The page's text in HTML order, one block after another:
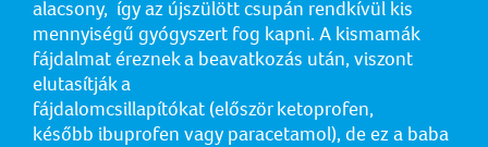
alacsony, így az újszülött csupán rendkívül kis
mennyiségű gyógyszert fog kapni. A kismamák
fájdalmat éreznek a beavatkozás után, viszont
elutasítják a
fájdalomcsillapítókat (először ketoprofen,
később ibuprofen vagy paracetamol), de ez a baba